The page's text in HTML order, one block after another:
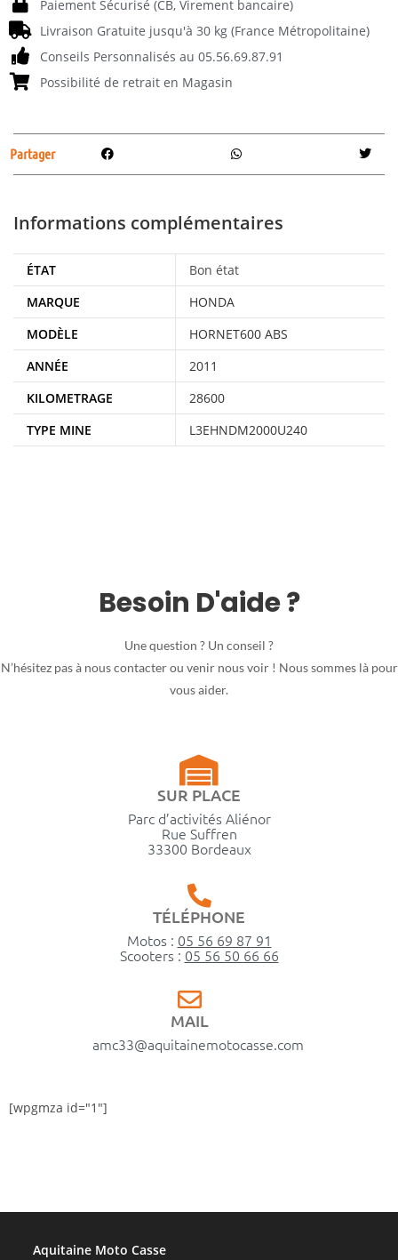
Paiement Sécurisé (CB, Virement bancaire)
Livraison Gratuite jusqu'à 30 kg (France Métropolitaine)
Conseils Personnalisés au 05.56.69.87.91
Possibilité de retrait en Magasin
Partager
Informations complémentaires
ÉTAT
Bon état
MARQUE
HONDA
MODÈLE
HORNET600 ABS
ANNÉE
2011
KILOMETRAGE
28600
TYPE MINE
L3EHNDM2000U240
Besoin D'aide ?
Une question ? Un conseil ?
N’hésitez pas à nous contacter ou venir nous voir ! Nous sommes là pour
vous aider.
SUR PLACE
Parc d’activités Aliénor
Rue Suffren
33300 Bordeaux
TÉLÉPHONE
Motos : 05 56 69 87 91
Scooters : 05 56 50 66 66
MAIL
amc33@aquitainemotocasse.com
[wpgmza id="1"]
Aquitaine Moto Casse